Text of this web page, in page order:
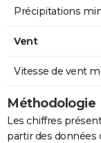
Précipitations
Vent
Vitesse de vent
Méthodologie
Les chiffres
partir des données